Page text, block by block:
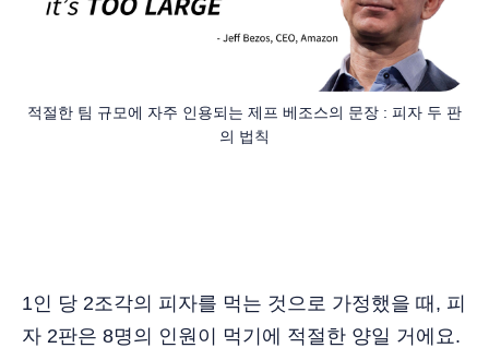
적절한 팀 규모에 자주 인용되는 제프 베조스의 문장 : 피자 두 판
의 법칙
1인 당 2조각의 피자를 먹는 것으로 가정했을 때, 피
자 2판은 8명의 인원이 먹기에 적절한 양일 거에요.